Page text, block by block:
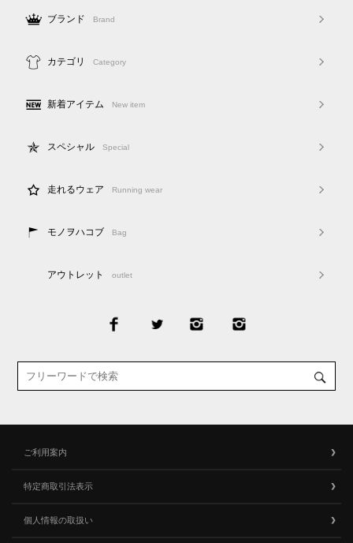
ブランド Brand
カテゴリ Category
新着アイテム New item
スペシャル Special
走れるウェア Running wear
モノヲハコブ Bag
アウトレット outlet
ご利用案内
特定商取引法表示
個人情報の取扱い